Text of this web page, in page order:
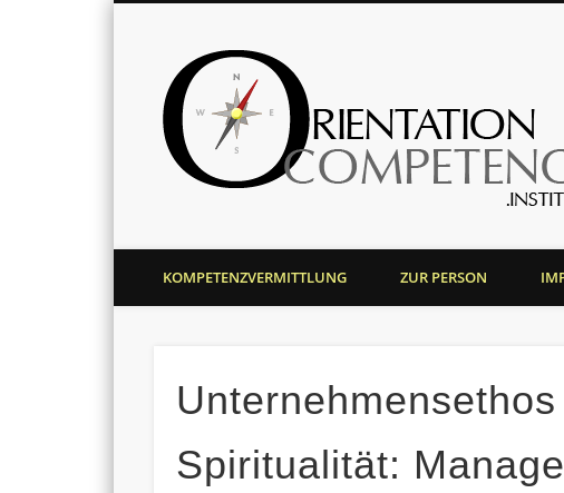
Harald J. Bolsinger
KOMPETENZVERMITTLUNG ZUR PERSON
Spiritualität: